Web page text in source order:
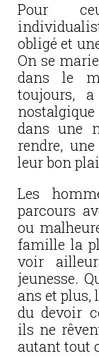
Pour
obligé et
On se
dans le
toujours,
dans une
rendre,
leur bon
Les
parcours
ou
famille la
voir
jeunesse.
ans et plus,
du devoir
ils ne
autant tout